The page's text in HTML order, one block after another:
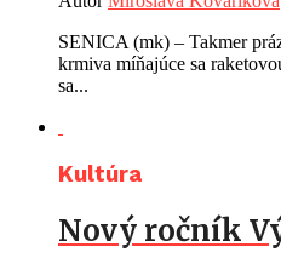
SENICA (mk) – Takmer
krmiva míňajúce sa
sa...
Kultúra
Nový ročník